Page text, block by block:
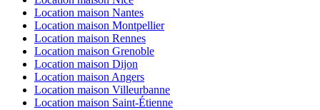
Location maison Nantes
Location maison Montpellier
Location maison Rennes
Location maison Grenoble
Location maison Dijon
Location maison Angers
Location maison Villeurbanne
Location maison Saint-Étienne